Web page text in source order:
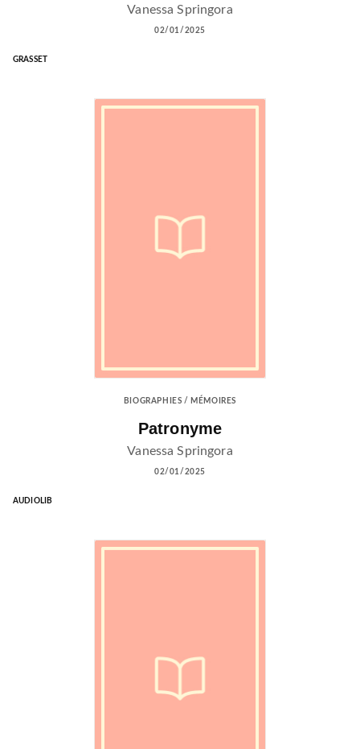
Vanessa Springora
02/01/2025
GRASSET
BIOGRAPHIES / MÉMOIRES
Patronyme
Vanessa Springora
02/01/2025
AUDIOLIB